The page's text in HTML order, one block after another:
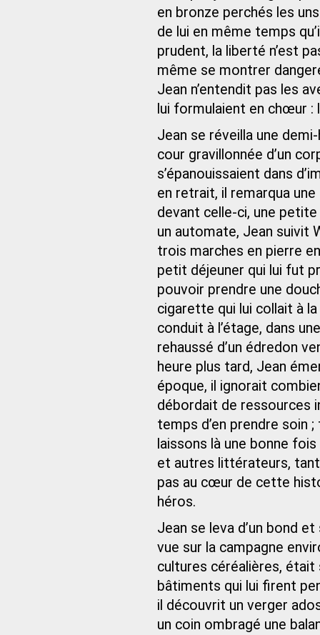
en bronze perchés les
de lui en même temps
prudent, la liberté n’est
même se montrer
Jean n’entendit pas les
lui formulaient en chœur :
Jean se réveilla une
cour gravillonnée d’un
s’épanouissaient dans
en retrait, il remarqua
devant celle-ci, une
un automate, Jean suivit
trois marches en pierre
petit déjeuner qui lui fut
pouvoir prendre une
cigarette qui lui collait à
conduit à l’étage, dans
rehaussé d’un édredon
heure plus tard, Jean
époque, il ignorait
débordait de ressources
temps d’en prendre soin
laissons là une bonne
et autres littérateurs,
pas au cœur de cette
héros.
Jean se leva d’un bond
vue sur la campagne
cultures céréalières, était
bâtiments qui lui firent
il découvrit un verger
un coin ombragé une